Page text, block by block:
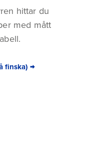
hittar du
med mått
finska)